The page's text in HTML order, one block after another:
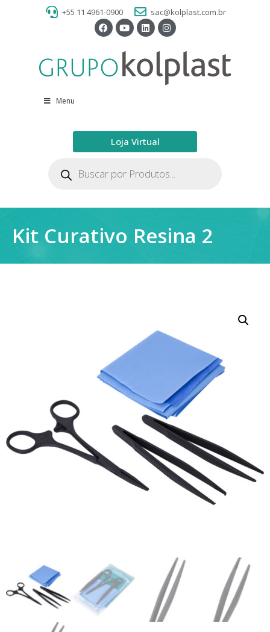
+55 11 4961-0900 sac@kolplast.com.br
Menu
Loja Virtual
Kit Curativo Resina 2